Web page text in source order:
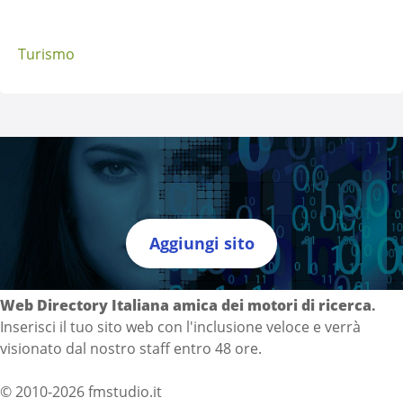
Turismo
Aggiungi sito
Directory Italia
Web Directory Italiana amica dei motori di ricerca.
Inserisci il tuo sito web con l'inclusione veloce e verrà
visionato dal nostro staff entro 48 ore.
© 2010-2026 fmstudio.it